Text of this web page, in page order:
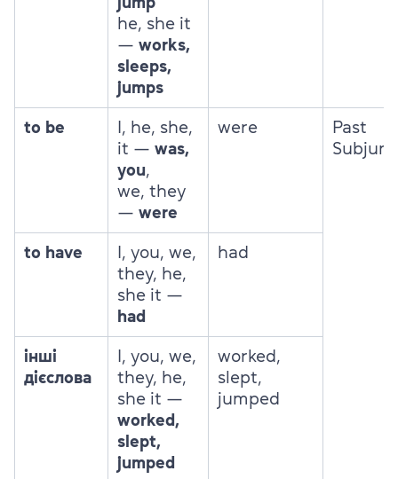
he, she it
— works,
sleeps,
jumps
to be
I, he, she,
it — was,
you,
we, they
— were
were
Past
to have
I, you, we,
they, he,
she it —
had
had
інші
дієслова
I, you, we,
they, he,
she it —
worked,
slept,
jumped
worked,
slept,
jumped